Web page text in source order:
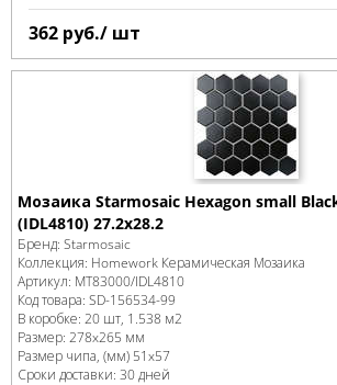
362 руб./ шт
Мозаика Starmosaic Hexagon small
(IDL4810) 27.2х28.2
Бренд: Starmosaic
Коллекция: Homework Керамическая Мозаика
Артикул: MT83000/IDL4810
Код товара: SD-156534-99
В коробке: 20 шт, 1.538 м2
Размер: 278x265 мм
Размер чипа, (мм) 51x57
Сроки доставки: 30 дней